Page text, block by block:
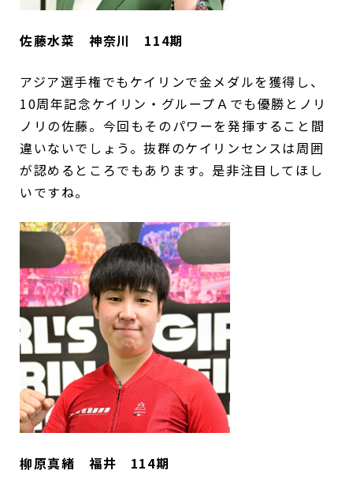
佐藤水菜 神奈川 114期
アジア選手権でもケイリンで金メダルを獲得し、
10周年記念ケイリン・グループＡでも優勝とノリ
ノリの佐藤。今回もそのパワーを発揮すること間
違いないでしょう。抜群のケイリンセンスは周囲
が認めるところでもあります。是非注目してほし
いですね。
柳原真緒 福井 114期